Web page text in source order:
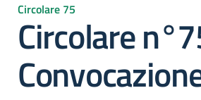
Circolare 75
Circolare